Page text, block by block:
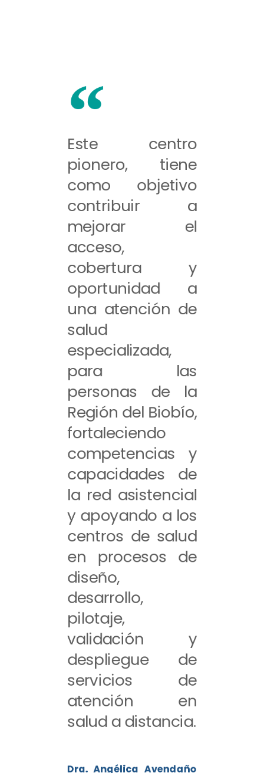
Este centro
pionero, tiene
como objetivo
contribuir a
mejorar el
acceso,
cobertura y
oportunidad a
una atención de
salud
especializada,
para las
personas de la
Región del Biobío,
fortaleciendo
competencias y
capacidades de
la red asistencial
y apoyando a los
centros de salud
en procesos de
diseño,
desarrollo,
pilotaje,
validación y
despliegue de
servicios de
atención en
salud a distancia.
Dra. Angélica Avendaño